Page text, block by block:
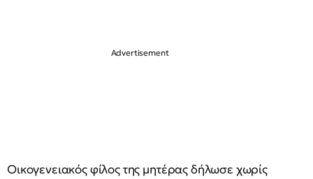
Οικογενειακός φίλος της μητέρας δήλωσε χωρίς